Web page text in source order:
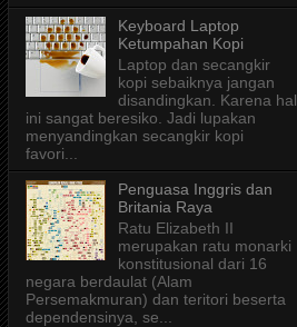
Keyboard Laptop
Ketumpahan Kopi
Laptop dan secangkir
kopi sebaiknya jangan
disandingkan. Karena hal
ini sangat beresiko. Jadi lupakan
menyandingkan secangkir kopi
favori...
Penguasa Inggris dan
Britania Raya
Ratu Elizabeth II
merupakan ratu monarki
konstitusional dari 16
negara berdaulat (Alam
Persemakmuran) dan teritori beserta
dependensinya, se...